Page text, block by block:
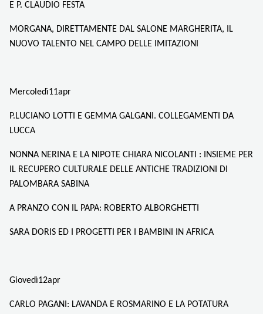
E P. CLAUDIO FESTA
MORGANA, DIRETTAMENTE DAL SALONE MARGHERITA, IL
NUOVO TALENTO NEL CAMPO DELLE IMITAZIONI
Mercoledì11apr
P.LUCIANO LOTTI E GEMMA GALGANI. COLLEGAMENTI DA
LUCCA
NONNA NERINA E LA NIPOTE CHIARA NICOLANTI : INSIEME PER
IL RECUPERO CULTURALE DELLE ANTICHE TRADIZIONI DI
PALOMBARA SABINA
A PRANZO CON IL PAPA: ROBERTO ALBORGHETTI
SARA DORIS ED I PROGETTI PER I BAMBINI IN AFRICA
Giovedì12apr
CARLO PAGANI: LAVANDA E ROSMARINO E LA POTATURA